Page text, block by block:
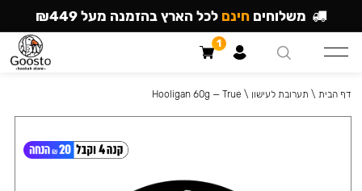
דף הבית \ תערובת לעישון \
Hooligan 60g — True
משלוחים חינם לכל הארץ בהזמנה מעל ₪449
1